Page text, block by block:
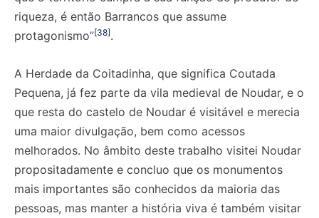
riqueza, é então Barrancos que assume
protagonismo”[38].
A Herdade da Coitadinha, que significa Coutada
Pequena, já fez parte da vila medieval de Noudar, e o
que resta do castelo de Noudar é visitável e merecia
uma maior divulgação, bem como acessos
melhorados. No âmbito deste trabalho visitei Noudar
propositadamente e concluo que os monumentos
mais importantes são conhecidos da maioria das
pessoas, mas manter a história viva é também visitar